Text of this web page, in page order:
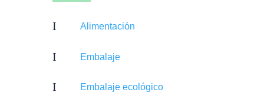
I Alimentación
I Embalaje
I Embalaje ecológico